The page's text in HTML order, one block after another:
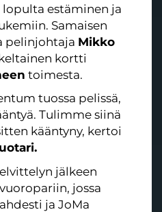
estäminen ja
Samaisen
pelinjohtaja Mikko
kortti
toimesta.
tuossa pelissä,
Tulimme siinä
kääntyny, kertoi
jälkeen
jossa
ja JoMa